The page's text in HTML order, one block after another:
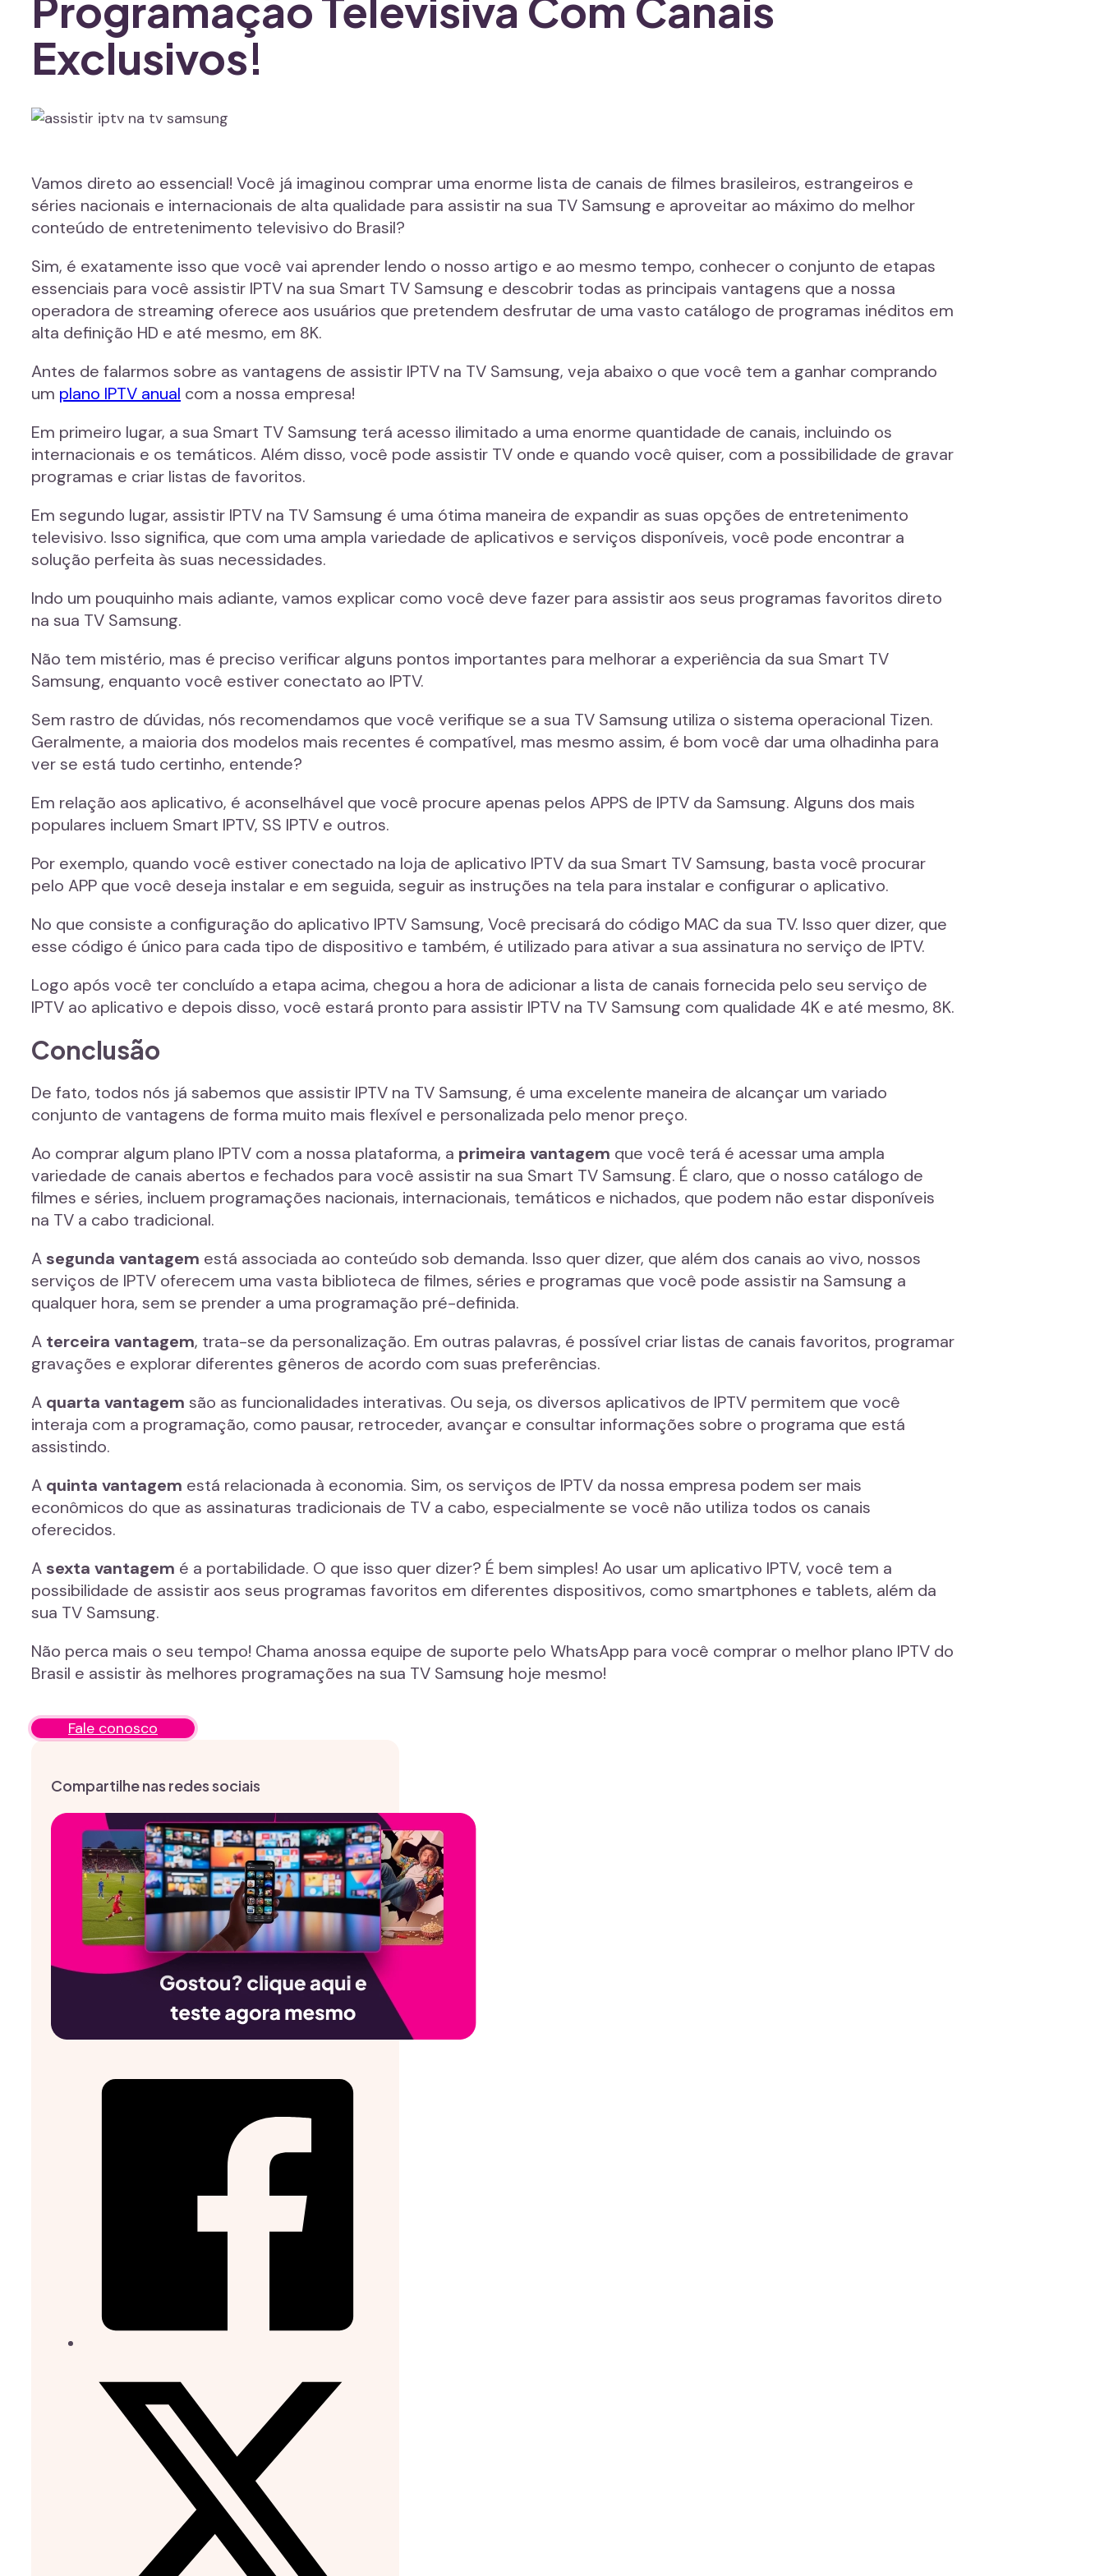
Exclusivos!
Vamos direto ao essencial! Você já imaginou comprar uma enorme lista de canais de filmes brasileiros, estrangeiros e
séries nacionais e internacionais de alta qualidade para assistir na sua TV Samsung e aproveitar ao máximo do melhor
conteúdo de entretenimento televisivo do Brasil?
Sim, é exatamente isso que você vai aprender lendo o nosso artigo e ao mesmo tempo, conhecer o conjunto de etapas
essenciais para você assistir IPTV na sua Smart TV Samsung e descobrir todas as principais vantagens que a nossa
operadora de streaming oferece aos usuários que pretendem desfrutar de uma vasto catálogo de programas inéditos em
alta definição HD e até mesmo, em 8K.
Antes de falarmos sobre as vantagens de assistir IPTV na TV Samsung, veja abaixo o que você tem a ganhar comprando
um plano IPTV anual com a nossa empresa!
Em primeiro lugar, a sua Smart TV Samsung terá acesso ilimitado a uma enorme quantidade de canais, incluindo os
internacionais e os temáticos. Além disso, você pode assistir TV onde e quando você quiser, com a possibilidade de gravar
programas e criar listas de favoritos.
Em segundo lugar, assistir IPTV na TV Samsung é uma ótima maneira de expandir as suas opções de entretenimento
televisivo. Isso significa, que com uma ampla variedade de aplicativos e serviços disponíveis, você pode encontrar a
solução perfeita às suas necessidades.
Indo um pouquinho mais adiante, vamos explicar como você deve fazer para assistir aos seus programas favoritos direto
na sua TV Samsung.
Não tem mistério, mas é preciso verificar alguns pontos importantes para melhorar a experiência da sua Smart TV
Samsung, enquanto você estiver conectato ao IPTV.
Sem rastro de dúvidas, nós recomendamos que você verifique se a sua TV Samsung utiliza o sistema operacional Tizen.
Geralmente, a maioria dos modelos mais recentes é compatível, mas mesmo assim, é bom você dar uma olhadinha para
ver se está tudo certinho, entende?
Em relação aos aplicativo, é aconselhável que você procure apenas pelos APPS de IPTV da Samsung. Alguns dos mais
populares incluem Smart IPTV, SS IPTV e outros.
Por exemplo, quando você estiver conectado na loja de aplicativo IPTV da sua Smart TV Samsung, basta você procurar
pelo APP que você deseja instalar e em seguida, seguir as instruções na tela para instalar e configurar o aplicativo.
No que consiste a configuração do aplicativo IPTV Samsung, Você precisará do código MAC da sua TV. Isso quer dizer, que
esse código é único para cada tipo de dispositivo e também, é utilizado para ativar a sua assinatura no serviço de IPTV.
Logo após você ter concluído a etapa acima, chegou a hora de adicionar a lista de canais fornecida pelo seu serviço de
IPTV ao aplicativo e depois disso, você estará pronto para assistir IPTV na TV Samsung com qualidade 4K e até mesmo, 8K.
Conclusão
De fato, todos nós já sabemos que assistir IPTV na TV Samsung, é uma excelente maneira de alcançar um variado
conjunto de vantagens de forma muito mais flexível e personalizada pelo menor preço.
Ao comprar algum plano IPTV com a nossa plataforma, a primeira vantagem que você terá é acessar uma ampla
variedade de canais abertos e fechados para você assistir na sua Smart TV Samsung. É claro, que o nosso catálogo de
filmes e séries, incluem programações nacionais, internacionais, temáticos e nichados, que podem não estar disponíveis
na TV a cabo tradicional.
A segunda vantagem está associada ao conteúdo sob demanda. Isso quer dizer, que além dos canais ao vivo, nossos
serviços de IPTV oferecem uma vasta biblioteca de filmes, séries e programas que você pode assistir na Samsung a
qualquer hora, sem se prender a uma programação pré-definida.
A terceira vantagem, trata-se da personalização. Em outras palavras, é possível criar listas de canais favoritos, programar
gravações e explorar diferentes gêneros de acordo com suas preferências.
A quarta vantagem são as funcionalidades interativas. Ou seja, os diversos aplicativos de IPTV permitem que você
interaja com a programação, como pausar, retroceder, avançar e consultar informações sobre o programa que está
assistindo.
A quinta vantagem está relacionada à economia. Sim, os serviços de IPTV da nossa empresa podem ser mais
econômicos do que as assinaturas tradicionais de TV a cabo, especialmente se você não utiliza todos os canais
oferecidos.
A sexta vantagem é a portabilidade. O que isso quer dizer? É bem simples! Ao usar um aplicativo IPTV, você tem a
possibilidade de assistir aos seus programas favoritos em diferentes dispositivos, como smartphones e tablets, além da
sua TV Samsung.
Não perca mais o seu tempo! Chama anossa equipe de suporte pelo WhatsApp para você comprar o melhor plano IPTV do
Brasil e assistir às melhores programações na sua TV Samsung hoje mesmo!
Fale conosco
Compartilhe nas redes sociais